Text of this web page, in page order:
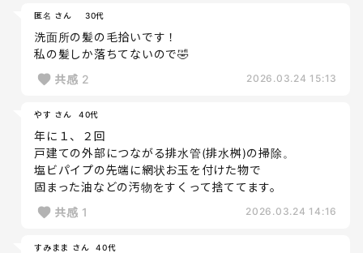
匿名 さん 30代
洗面所の髪の毛拾いです！
私の髪しか落ちてないので🤣
共感 2 2026.03.24 15:13
やす さん 40代
年に１、２回
戸建ての外部につながる排水管(排水桝)の掃除。
塩ビパイプの先端に網状お玉を付けた物で
固まった油などの汚物をすくって捨ててます。
共感 1 2026.03.24 14:16
すみまま さん 40代